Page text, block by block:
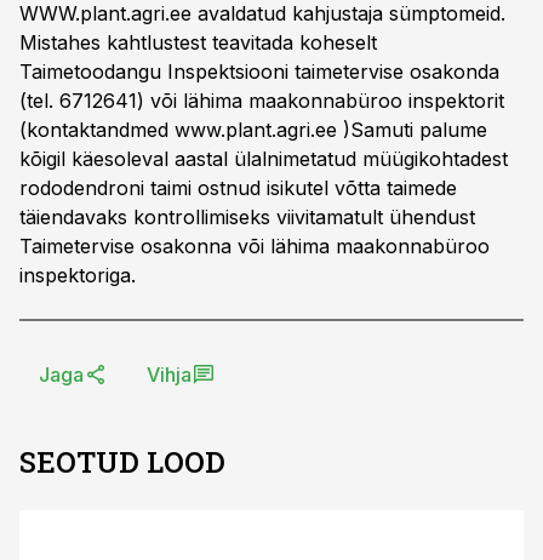
WWW.plant.agri.ee avaldatud kahjustaja sümptomeid.
Mistahes kahtlustest teavitada koheselt
Taimetoodangu Inspektsiooni taimetervise osakonda
(tel. 6712641) või lähima maakonnabüroo inspektorit
(kontaktandmed www.plant.agri.ee )Samuti palume
kõigil käesoleval aastal ülalnimetatud müügikohtadest
rododendroni taimi ostnud isikutel võtta taimede
täiendavaks kontrollimiseks viivitamatult ühendust
Taimetervise osakonna või lähima maakonnabüroo
inspektoriga.
Jaga Vihja
SEOTUD LOOD